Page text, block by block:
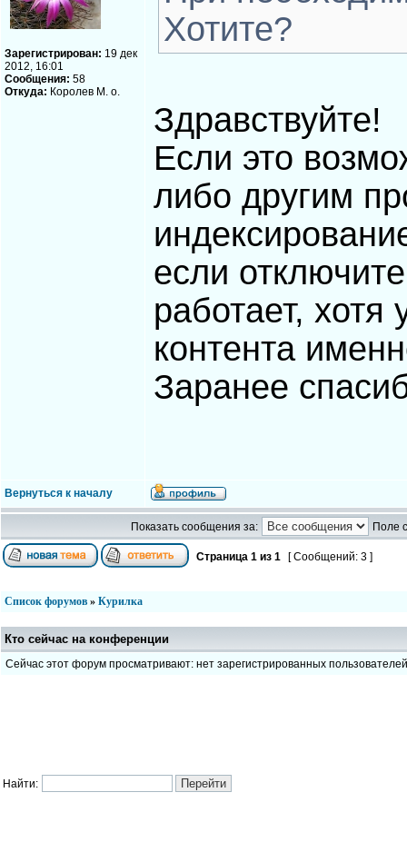
Зарегистрирован: 19 дек
2012, 16:01
Сообщения: 58
Откуда: Королев М. о.
Хотите?
Здравствуйте!
Если это
либо другим
если
работает,
контента
Заранее
Вернуться к началу
Показать сообщения за: Поле
Страница 1 из 1 [ Сообщений: 3 ]
Список форумов » Курилка
Кто сейчас на конференции
Сейчас этот форум просматривают: нет зарегистрированных пользователей
Найти: